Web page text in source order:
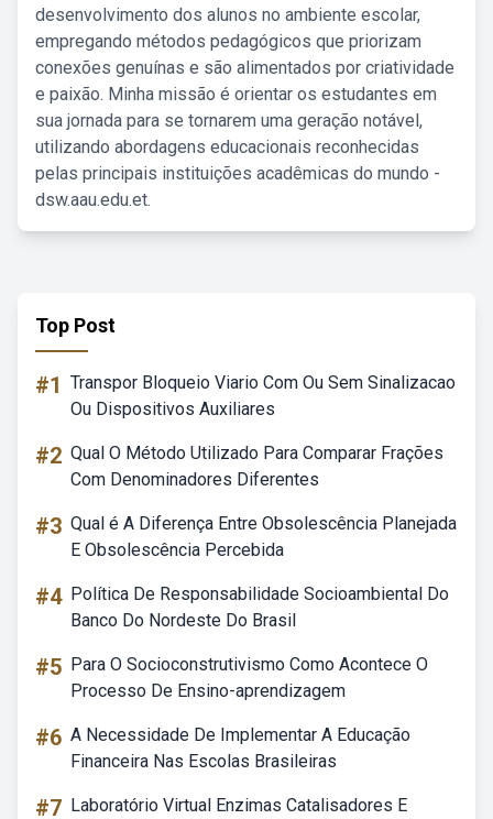
desenvolvimento dos alunos no ambiente escolar,
empregando métodos pedagógicos que priorizam
conexões genuínas e são alimentados por criatividade
e paixão. Minha missão é orientar os estudantes em
sua jornada para se tornarem uma geração notável,
utilizando abordagens educacionais reconhecidas
pelas principais instituições acadêmicas do mundo -
dsw.aau.edu.et.
Top Post
#1 Transpor Bloqueio Viario Com Ou Sem Sinalizacao
Ou Dispositivos Auxiliares
#2 Qual O Método Utilizado Para Comparar Frações
Com Denominadores Diferentes
#3 Qual é A Diferença Entre Obsolescência Planejada
E Obsolescência Percebida
#4 Política De Responsabilidade Socioambiental Do
Banco Do Nordeste Do Brasil
#5 Para O Socioconstrutivismo Como Acontece O
Processo De Ensino-aprendizagem
#6 A Necessidade De Implementar A Educação
Financeira Nas Escolas Brasileiras
#7 Laboratório Virtual Enzimas Catalisadores E